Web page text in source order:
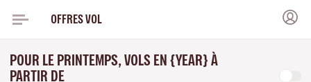
OFFRES VOL
POUR LE PRINTEMPS, VOLS EN {YEAR} À
PARTIR DE